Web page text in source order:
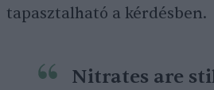
tapasztalható a kérdésben.
Nitrates are